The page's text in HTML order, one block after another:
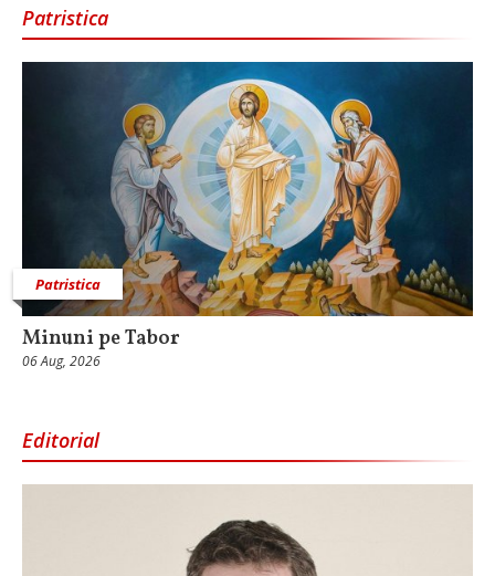
Patristica
Patristica
Minuni pe Tabor
06 Aug, 2026
Editorial